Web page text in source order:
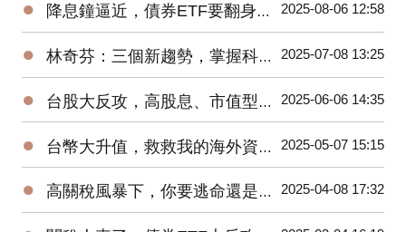
● 降息鐘逼近，債券ETF要翻身了? 2025-08-06 12:58
● 林奇芬：三個新趨勢，掌握科技投資密碼 2025-07-08 13:25
● 台股大反攻，高股息、市值型ETF該抱誰? 2025-06-06 14:35
● 台幣大升值，救救我的海外資產！ 2025-05-07 15:15
● 高關稅風暴下，你要逃命還是加碼? 2025-04-08 17:32